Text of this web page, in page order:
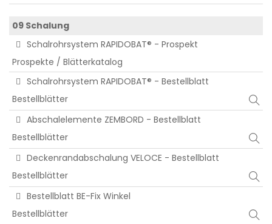
09 Schalung
Schalrohrsystem RAPIDOBAT® - Prospekt
Prospekte / Blätterkatalog
Schalrohrsystem RAPIDOBAT® - Bestellblatt
Bestellblätter
Abschalelemente ZEMBORD - Bestellblatt
Bestellblätter
Deckenrandabschalung VELOCE - Bestellblatt
Bestellblätter
Bestellblatt BE-Fix Winkel
Bestellblätter